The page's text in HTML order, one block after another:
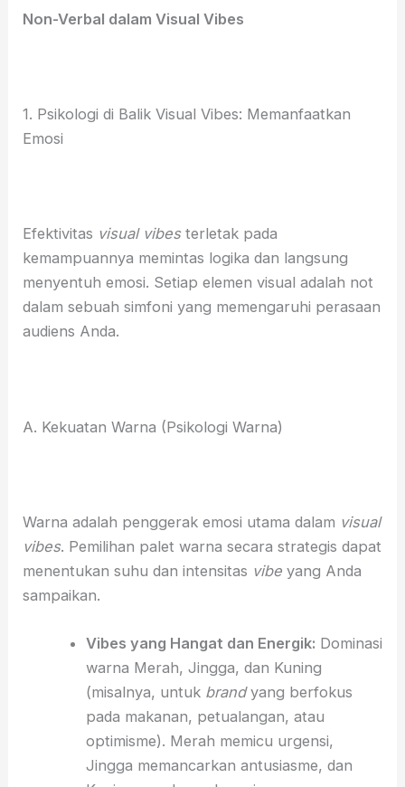
Non-Verbal dalam Visual Vibes
1. Psikologi di Balik Visual Vibes: Memanfaatkan
Emosi
Efektivitas visual vibesterletak pada
kemampuannya memintas logika dan langsung
menyentuh emosi. Setiap elemen visual adalah not
dalam sebuah simfoni yang memengaruhi perasaan
audiens Anda.
A. Kekuatan Warna (Psikologi Warna)
Warna adalah penggerak emosi utama dalam visual
vibes. Pemilihan palet warna secara strategis dapat
menentukan suhu dan intensitas vibe yang Anda
sampaikan.
Vibes yang Hangat dan Energik: Dominasi
warna Merah, Jingga, dan Kuning
(misalnya, untuk brandyang berfokus
pada makanan, petualangan, atau
optimisme). Merah memicu urgensi,
Jingga memancarkan antusiasme, dan